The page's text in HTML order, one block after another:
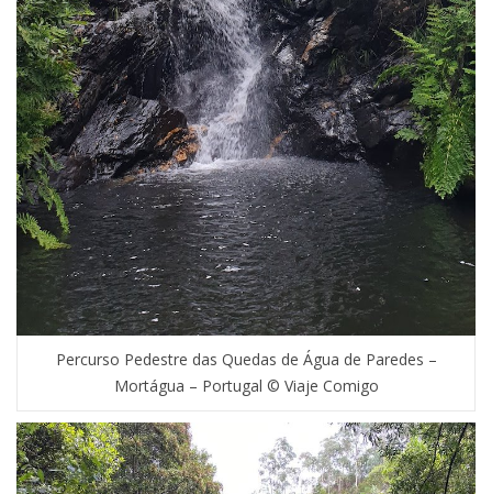
Percurso Pedestre das Quedas de Água de Paredes –
Mortágua – Portugal © Viaje Comigo